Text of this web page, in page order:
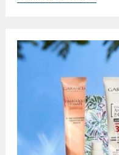
–
Spoiler